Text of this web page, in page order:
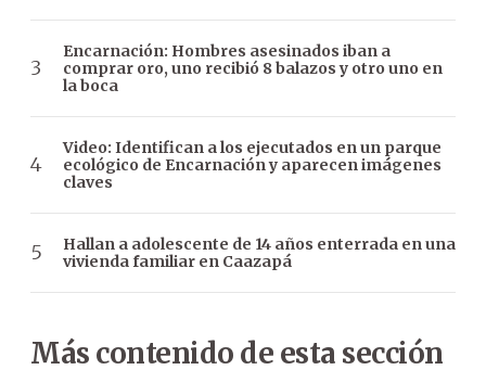
Encarnación: Hombres asesinados iban a
comprar oro, uno recibió 8 balazos y otro uno en
la boca
Video: Identifican a los ejecutados en un parque
ecológico de Encarnación y aparecen imágenes
claves
Hallan a adolescente de 14 años enterrada en una
vivienda familiar en Caazapá
Más contenido de esta sección